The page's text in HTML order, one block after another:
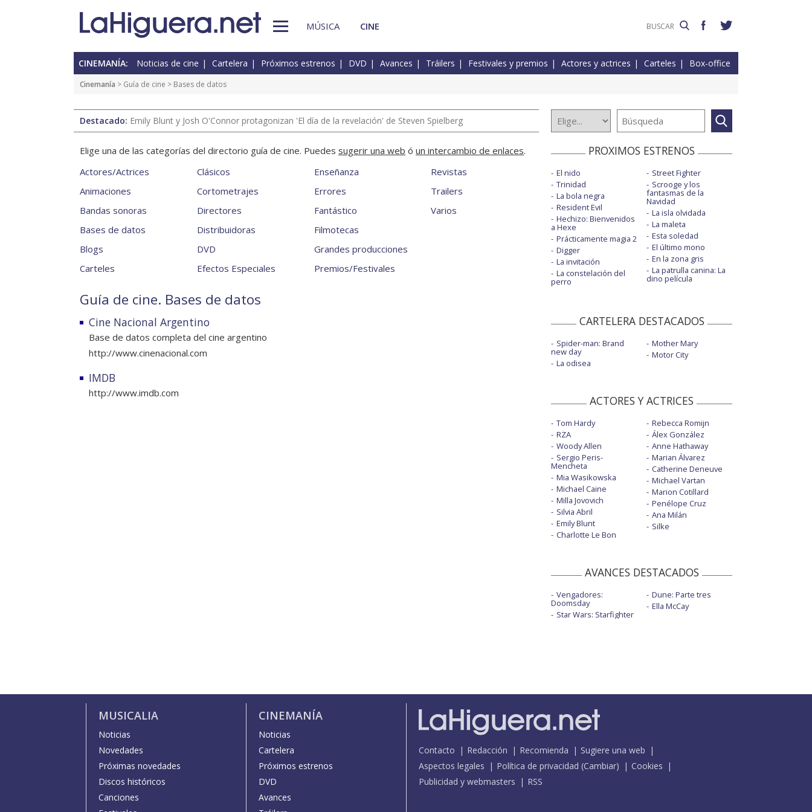
MÚSICA CINE
CINEMANÍA: Noticias de cine Cartelera Próximos estrenos DVD Avances Tráilers Festivales y premios Actores y actrices Carteles Box-office
Cinemanía > Guía de cine > Bases de datos
Destacado: Emily Blunt y Josh O'Connor protagonizan 'El día de la revelación' de Steven Spielberg
Elige una de las categorías del directorio guía de cine. Puedes sugerir una web ó un intercambio de enlaces.
Actores/Actrices
Animaciones
Bandas sonoras
Bases de datos
Blogs
Carteles
Clásicos
Cortometrajes
Directores
Distribuidoras
DVD
Efectos Especiales
Enseñanza
Errores
Fantástico
Filmotecas
Grandes producciones
Premios/Festivales
Revistas
Trailers
Varios
Guía de cine. Bases de datos
Cine Nacional Argentino
Base de datos completa del cine argentino
http://www.cinenacional.com
IMDB
http://www.imdb.com
PROXIMOS ESTRENOS
El nido
Trinidad
La bola negra
Resident Evil
Hechizo: Bienvenidos
a Hexe
Prácticamente magia 2
Digger
La invitación
La constelación del
perro
Street Fighter
Scrooge y los
fantasmas de la
Navidad
La isla olvidada
La maleta
Esta soledad
El último mono
En la zona gris
La patrulla canina: La
dino película
CARTELERA DESTACADOS
Spider-man: Brand
new day
La odisea
Mother Mary
Motor City
ACTORES Y ACTRICES
Tom Hardy
RZA
Woody Allen
Sergio Peris-
Mencheta
Mia Wasikowska
Michael Caine
Milla Jovovich
Silvia Abril
Emily Blunt
Charlotte Le Bon
Rebecca Romijn
Álex González
Anne Hathaway
Marian Álvarez
Catherine Deneuve
Michael Vartan
Marion Cotillard
Penélope Cruz
Ana Milán
Silke
AVANCES DESTACADOS
Vengadores:
Doomsday
Star Wars: Starfighter
Dune: Parte tres
Ella McCay
MUSICALIA
Noticias
Novedades
Próximas novedades
Discos históricos
Canciones
CINEMANÍA
Noticias
Cartelera
Próximos estrenos
DVD
Avances
Contacto Redacción Recomienda
Sugiere una web
Aspectos legales
Política de privacidad (Cambiar)
Cookies
Publicidad y webmasters
RSS